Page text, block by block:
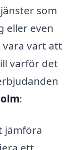
som
eller even
vara värt att
varför det
:
jämföra